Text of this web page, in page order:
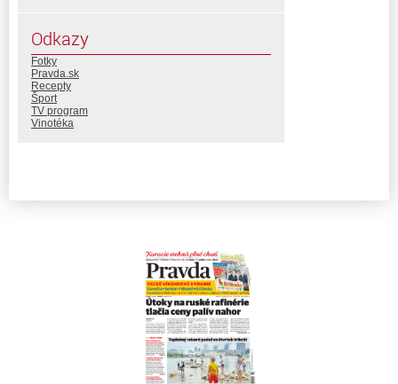
Odkazy
Fotky
Pravda.sk
Recepty
Šport
TV program
Vinotéka